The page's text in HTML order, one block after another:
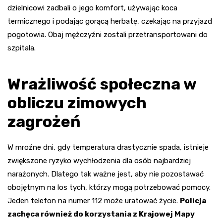
dzielnicowi zadbali o jego komfort, używając koca
termicznego i podając gorącą herbatę, czekając na przyjazd
pogotowia. Obaj mężczyźni zostali przetransportowani do
szpitala.
Wrażliwość społeczna w
obliczu zimowych
zagrożeń
W mroźne dni, gdy temperatura drastycznie spada, istnieje
zwiększone ryzyko wychłodzenia dla osób najbardziej
narażonych. Dlatego tak ważne jest, aby nie pozostawać
obojętnym na los tych, którzy mogą potrzebować pomocy.
Jeden telefon na numer 112 może uratować życie. Policja
zachęca również do korzystania z Krajowej Mapy